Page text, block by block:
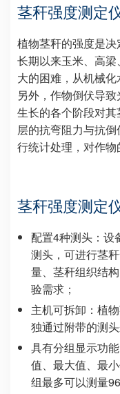
茎秆强度测定
植物茎秆的强度是决
长期以来玉米、高
大的困难，从机械化
另外，作物倒伏导
生长的各个阶段对
层的抗弯阻力与抗
行统计处理，对作物
茎秆强度测定
配置4种测头 ： 设
测头，可进行茎
量、茎秆组织结
验需求；
主机可拆卸： 植
独通过附带的测
具有分组显示功能
值、最大值、最
组最多可以测量